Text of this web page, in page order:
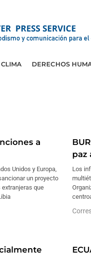
CLIMA DERECHOS
a
Unidos y Europa,
un proyecto
que
paz
Los